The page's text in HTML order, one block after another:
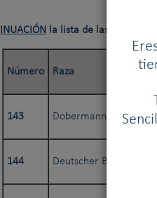
la lista de las razas
Número Raza
143 Dobermann
144 Deutscher Boxer